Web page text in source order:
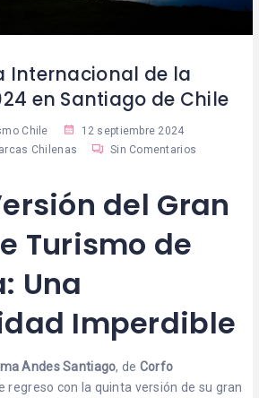
Internacional de la
en Santiago de Chile
Chile
12 septiembre 2024
Chilenas Sin Comentarios
del Gran
Turismo de
Una
Imperdible
Andes Santiago, de Corfo
regreso con la quinta versión de su gran